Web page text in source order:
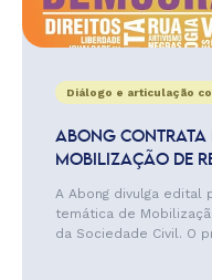
Diálogo e articulação
ABONG CONTRATA
MOBILIZAÇÃO DE
A Abong divulga edital
temática de
da Sociedade Civil. O